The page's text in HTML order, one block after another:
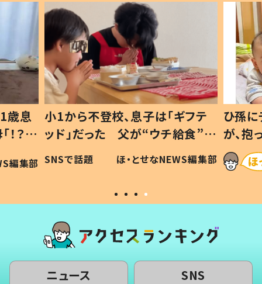
歳息
？」
編集部
小1から不登校、息子は「ギフテ
ッド」だった 父が“ウチ給食”を
作り続ける理由とは #令和の親
#令和の子
SNSで話題 ほ・とせなNEWS編集部
ひ孫
が、
「涙が
い」
ニュース SNS